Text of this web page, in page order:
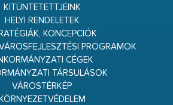
KITÜNTETETTJEINK
HELYI RENDELETEK
KONCEPCIÓK
PROGRAMOK
CÉGEK
TÁRSULÁSOK
VÁROSTÉRKÉP
KÖRNYEZETVÉDELEM